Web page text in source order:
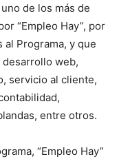
de los más de
“Empleo Hay”, por
Programa, y que
web,
servicio al cliente,
entre otros.
“Empleo Hay”